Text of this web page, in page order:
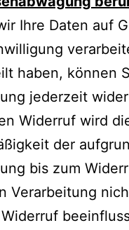
Ihre Daten auf
haben, können
jederzeit
Widerruf wird
der
bis zum
Verarbeitung